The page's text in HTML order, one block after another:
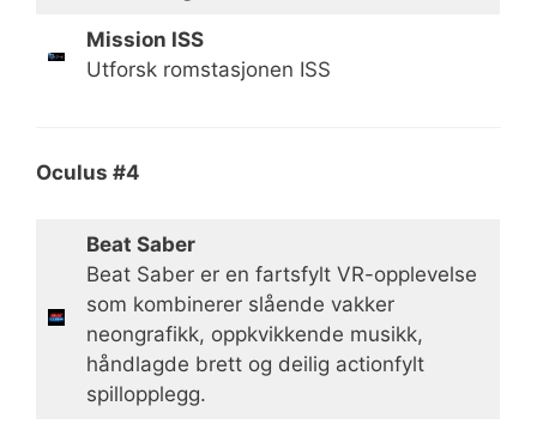
Mission ISS
Utforsk romstasjonen ISS
Oculus #4
Beat Saber
Beat Saber er en fartsfylt VR-opplevelse
som kombinerer slående vakker
neongrafikk, oppkvikkende musikk,
håndlagde brett og deilig actionfylt
spillopplegg.